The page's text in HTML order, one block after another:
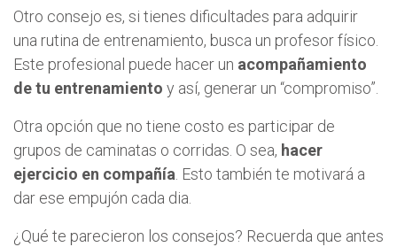
Otro consejo es, si tienes dificultades para adquirir
una rutina de entrenamiento, busca un profesor físico.
Este profesional puede hacer un acompañamiento
de tu entrenamiento y así, generar un “compromiso”.
Otra opción que no tiene costo es participar de
grupos de caminatas o corridas. O sea, hacer
ejercicio en compañía . Esto también te motivará a
dar ese empujón cada dia.
¿Qué te parecieron los consejos? Recuerda que antes